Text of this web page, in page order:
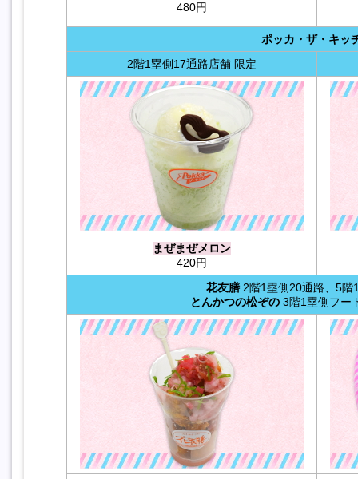
480円
ポッカ・ザ・キッ
2階1塁側17通路店舗 限定
まぜまぜメロン
420円
花友膳2階1塁側20通路、5階
とんかつの松ぞの3階1塁側フー